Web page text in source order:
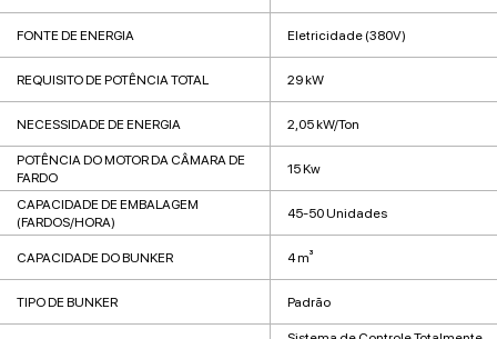
FONTE DE ENERGIA Eletricidade (380V)
REQUISITO DE POTÊNCIA TOTAL 29 kW
NECESSIDADE DE ENERGIA 2,05 kW/Ton
POTÊNCIA DO MOTOR DA CÂMARA DE
FARDO
15 Kw
CAPACIDADE DE EMBALAGEM
(FARDOS/HORA)
45-50 Unidades
CAPACIDADE DO BUNKER 4 m³
TIPO DE BUNKER Padrão